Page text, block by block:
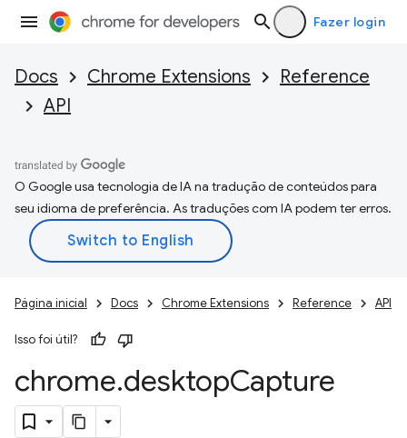
Fazer login
Docs Chrome Extensions
Reference
API
O Google usa tecnologia de IA na tradução de conteúdos para
seu idioma de preferência. As traduções com IA podem ter erros.
Página inicial Docs Chrome Extensions Reference API
Isso foi útil?
chrome.desktopCapture